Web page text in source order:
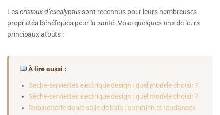
Lescristaux d’eucalyptus sont reconnus pour leurs nombreuses
propriétés bénéfiques pour la santé. Voici quelques-uns de leurs
principaux atouts :
À lire aussi :
Seche-serviettes electrique design : quel modele choisir ?
Sèche-serviettes électrique design : quel modèle choisir ?
Robinetterie dorée salle de bain : entretien et tendances